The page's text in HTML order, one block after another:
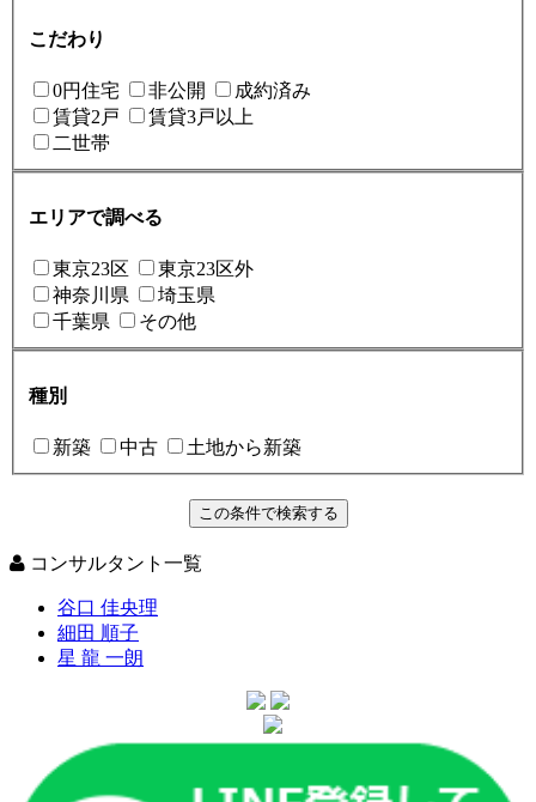
こだわり
0円住宅 非公開
成約済み
賃貸2戸
賃貸3戸以上
二世帯
エリアで調べる
東京23区
東京23区外
神奈川県
埼玉県
千葉県
その他
種別
新築 中古 土地から新築
コンサルタント一覧
谷口 佳央理
細田 順子
星 龍 一朗